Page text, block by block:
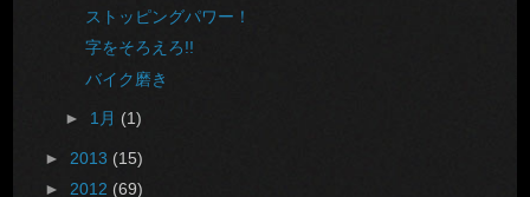
ストッピングパワー！
字をそろえろ!!
バイク磨き
► 1月 (1)
► 2013 (15)
► 2012 (69)